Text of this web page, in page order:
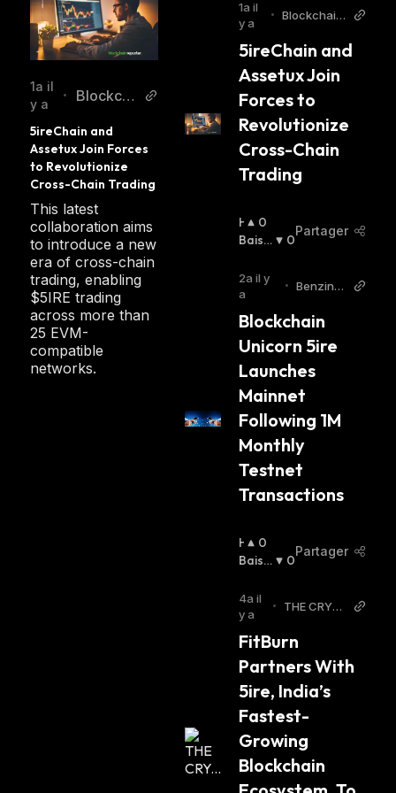
1a il
y a
•
Blockcha
er
5ireChain and
Assetux Join Forces
to Revolutionize
Cross-Chain Trading
This latest
collaboration aims
to introduce a new
era of cross-chain
trading, enabling
$5IRE trading
across more than
25 EVM-
compatible
networks.
1a il
y a
• Blockchain
5ireChain and
Assetux Join
Forces to
Revolutionize
Cross-Chain
Trading
H
A
S
S
E
R
:
0
Baissi
0
Partager
2a il y
a
•
Benzing
Blockchain
Unicorn 5ire
Launches
Mainnet
Following 1M
Monthly
Testnet
Transactions
H
A
S
S
E
R
:
0
Baissi
0
Partager
4a il
y a
•
THE CRYP
FitBurn
Partners With
5ire, India’s
Fastest-
Growing
Blockchain